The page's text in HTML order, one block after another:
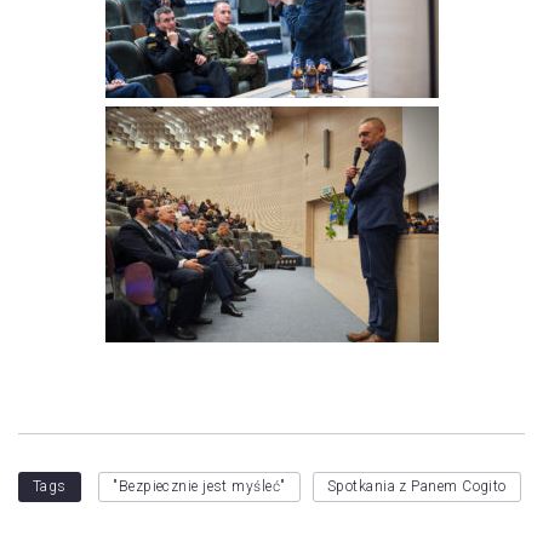
Tags "Bezpiecznie jest myśleć" Spotkania z Panem Cogito